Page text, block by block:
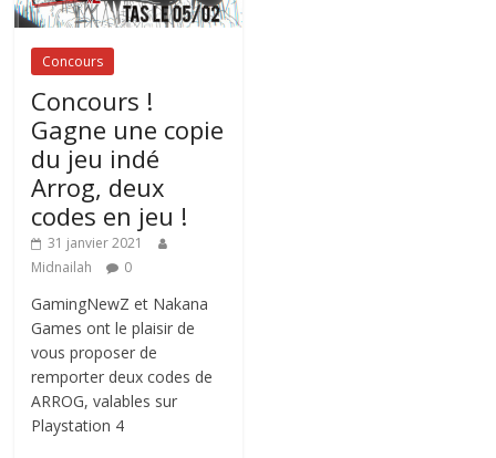
Concours
Concours !
Gagne une copie
du jeu indé
Arrog, deux
codes en jeu !
31 janvier 2021
Midnailah
0
GamingNewZ et Nakana
Games ont le plaisir de
vous proposer de
remporter deux codes de
ARROG, valables sur
Playstation 4